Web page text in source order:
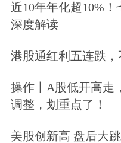
简单说，单个权
五大样本权重合
近10年年化超10%
深度解读
港股通红利五连跌，
操作丨A股低开高走
调整，划重点了！
美股创新高 盘后大